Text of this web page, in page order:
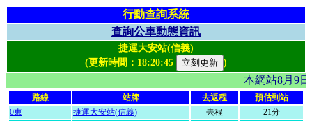
行動查詢系統
查詢公車動態資訊
捷運大安站(信義)
(更新時間： 18:20:45 )
本網站8月9
路線 站牌 去返程
預估到站
0東
捷運大安站(信義) 去程
21分